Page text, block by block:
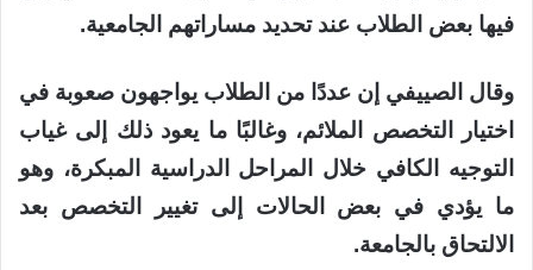
فيها بعض الطلاب عند تحديد مساراتهم الجامعية.
وقال الصييفي إن عددًا من الطلاب يواجهون صعوبة في
اختيار التخصص الملائم، وغالبًا ما يعود ذلك إلى غياب
التوجيه الكافي خلال المراحل الدراسية المبكرة، وهو
ما يؤدي في بعض الحالات إلى تغيير التخصص بعد
الالتحاق بالجامعة.